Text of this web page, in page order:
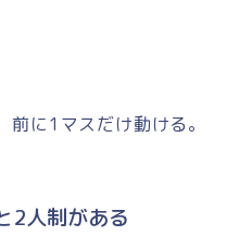
に1マスだけ動ける。
2人制がある